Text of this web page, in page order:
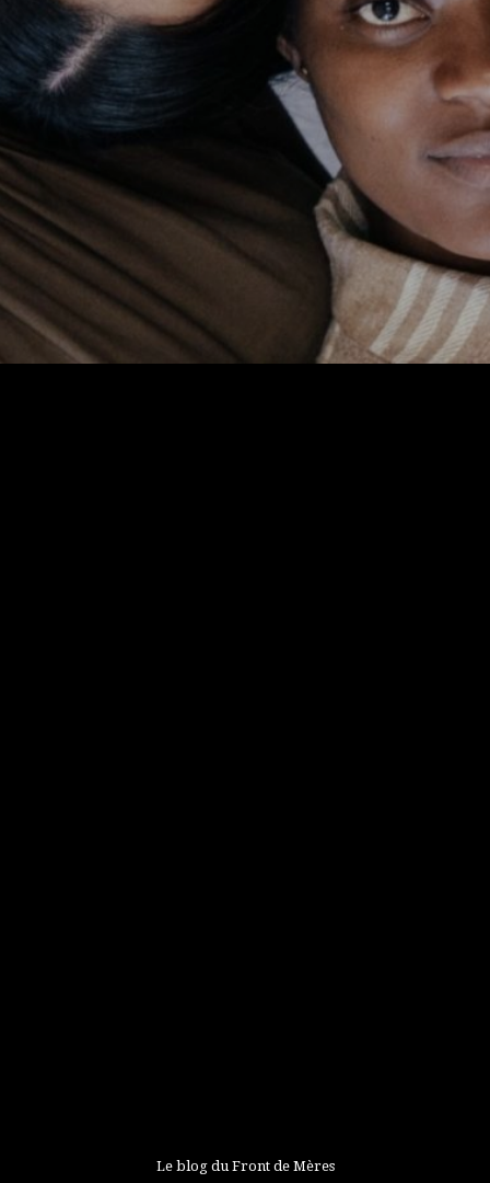
Le blog du Front de Mères